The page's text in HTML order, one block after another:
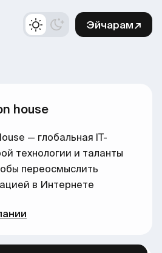
Эйчарам↗
house
— глобальная IT-
технологии и таланты
переосмыслить
в Интернете